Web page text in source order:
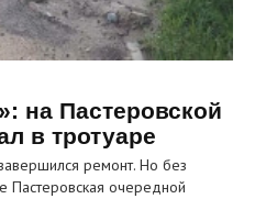
на Пастеровской
в тротуаре
ремонт. Но без
Пастеровская очередной